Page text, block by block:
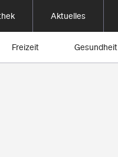
Aktuelles
Freizeit Gesundheit